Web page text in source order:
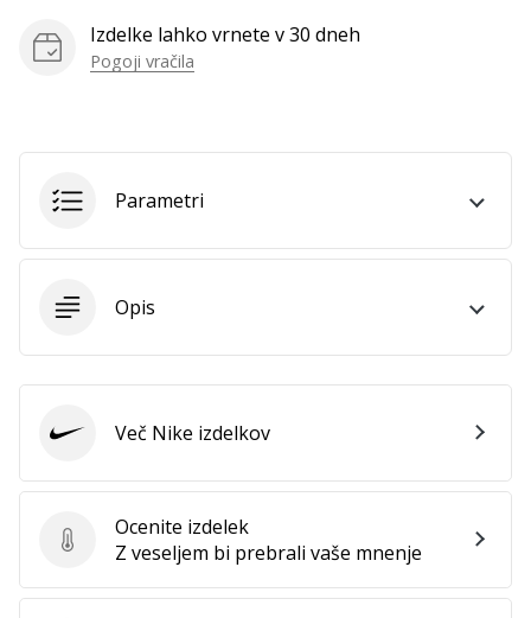
Prikaži
vse
Izdelke lahko vrnete v 30 dneh
Pogoji vračila
Parametri
Opis
Ocenite izdelek
Ocenite izdelek
Z veseljem bi prebrali vaše mnenje
Nike Več Nike izdelkov